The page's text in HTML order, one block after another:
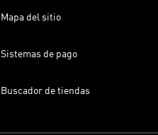
Mapa del sitio
Sistemas de pago
Buscador de tiendas